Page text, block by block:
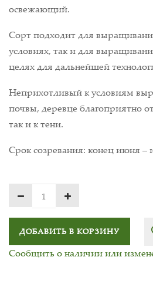
освежающий.
Сорт подходит для
условиях, так и для
целях для дальнейшей
Неприхотливый к условиям
почвы, деревце благоприятно
так и к тени.
Срок созревания: конец июня –
ДОБАВИТЬ В КОРЗИНУ
Сообщить о наличии или